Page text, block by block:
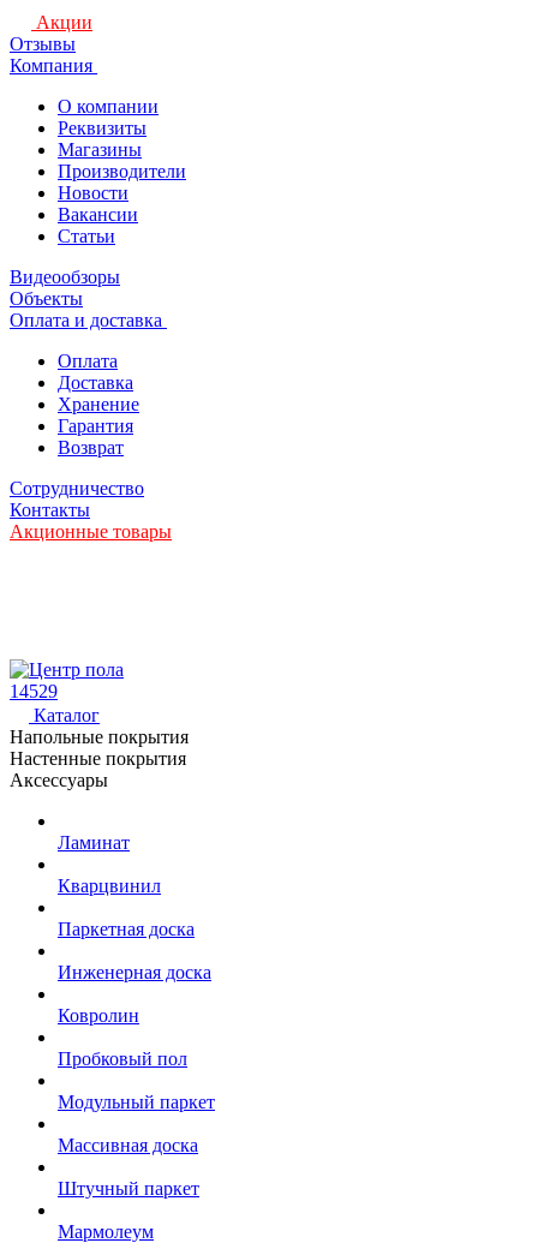
Акции
Отзывы
Компания
О компании
Реквизиты
Магазины
Производители
Новости
Вакансии
Статьи
Видеообзоры
Объекты
Оплата и доставка
Оплата
Доставка
Хранение
Гарантия
Возврат
Сотрудничество
Контакты
Акционные товары
14529
Каталог
Напольные покрытия
Настенные покрытия
Аксессуары
Ламинат
Кварцвинил
Паркетная доска
Инженерная доска
Ковролин
Пробковый пол
Модульный паркет
Массивная доска
Штучный паркет
Мармолеум